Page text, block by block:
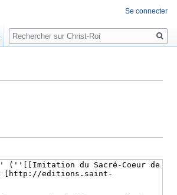
Se connecter
Rechercher